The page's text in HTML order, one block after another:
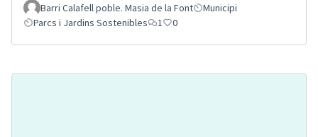
Barri Calafell poble. Masia de la Font
Municipi
Parcs i Jardins Sostenibles
1 0